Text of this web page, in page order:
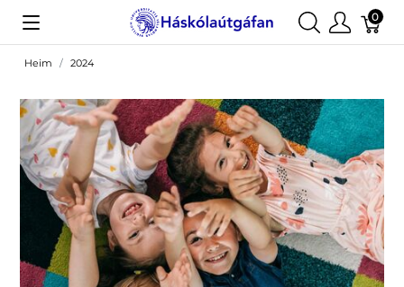
0
Heim 2024